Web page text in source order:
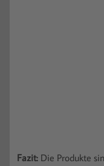
Fazit: Die Produkte